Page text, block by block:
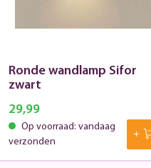
Ronde wandlamp Sifor
zwart
29,99
Op voorraad: vandaag
verzonden